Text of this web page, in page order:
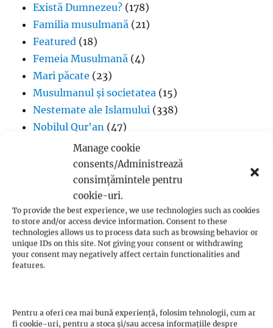
Manage cookie
consents/Administrează
consimțămintele pentru
cookie-uri.
To provide the best experience, we use technologies such as cookies
to store and/or access device information. Consent to these
technologies allows us to process data such as browsing behavior or
unique IDs on this site. Not giving your consent or withdrawing
your consent may negatively affect certain functionalities and
features.
Pentru a oferi cea mai bună experiență, folosim tehnologii, cum ar
fi cookie-uri, pentru a stoca și/sau accesa informațiile despre
Există Dumnezeu? (178)
Familia musulmană (21)
Featured (18)
Femeia Musulmană (4)
Mari păcate (23)
Musulmanul și societatea (15)
Nestemate ale Islamului (338)
Nobilul Qur'an (47)
Noi musulmani(3)
Pelerinaj – Hajj(18)
(10)
Principiile credinței
Profetul Muhammad(1)
Qur'an-ul și Sunnah (61)
Respingerea Darvinismului(115)
Rugăciunea(10)
Unicitatea divină(33)